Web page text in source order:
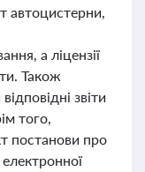
автоцистерни,
а ліцензії
Також
звіти
того,
постанови про